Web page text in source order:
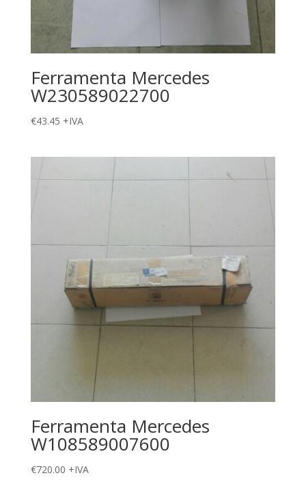
Ferramenta Mercedes
W230589022700
€43.45 +IVA
Ferramenta Mercedes
W108589007600
€720.00 +IVA